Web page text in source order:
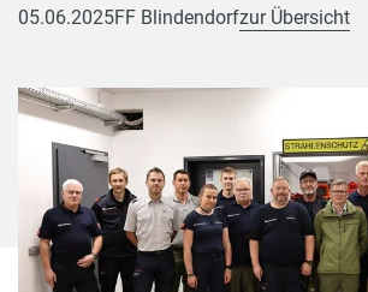
05.06.2025FF Blindendorfzur Übersicht